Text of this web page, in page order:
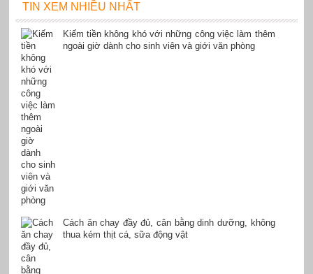
TIN XEM NHIỀU NHẤT
Kiếm tiền không khó với những công việc làm thêm
ngoài giờ dành cho sinh viên và giới văn phòng
Cách ăn chay đầy đủ, cân bằng dinh dưỡng, không
thua kém thịt cá, sữa động vật